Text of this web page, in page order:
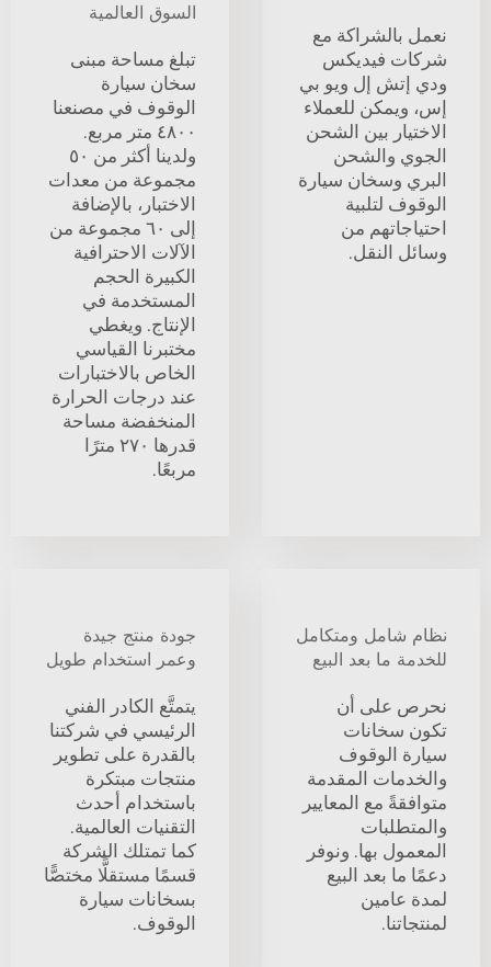
نعمل بالشراكة مع
شركات فيديكس
ودي إتش إل ويو بي
إس، ويمكن للعملاء
الاختيار بين الشحن
الجوي والشحن
البري وسخان سيارة
الوقوف لتلبية
احتياجاتهم من
وسائل النقل.
السوق العالمية
تبلغ مساحة مبنى
سخان سيارة
الوقوف في مصنعنا
٤٨٠٠ متر مربع.
ولدينا أكثر من ٥٠
مجموعة من معدات
الاختبار، بالإضافة
إلى ٦٠ مجموعة من
الآلات الاحترافية
الكبيرة الحجم
المستخدمة في
الإنتاج. ويغطي
مختبرنا القياسي
الخاص بالاختبارات
عند درجات الحرارة
المنخفضة مساحة
قدرها ٢٧٠ مترًا
مربعًا.
نظام شامل ومتكامل
للخدمة ما بعد البيع
نحرص على أن
تكون سخانات
سيارة الوقوف
والخدمات المقدمة
متوافقةً مع المعايير
والمتطلبات
المعمول بها. ونوفر
دعمًا ما بعد البيع
لمدة عامين
لمنتجاتنا.
جودة منتج جيدة
وعمر استخدام طويل
يتمتَّع الكادر الفني
الرئيسي في شركتنا
بالقدرة على تطوير
منتجات مبتكرة
باستخدام أحدث
التقنيات العالمية.
كما تمتلك الشركة
قسمًا مستقلًّا مختصًّا
بسخانات سيارة
الوقوف.